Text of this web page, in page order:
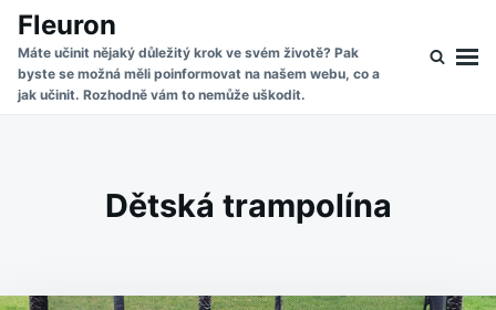
Skip
content
Search
for:
Fleuron
Máte učinit nějaký důležitý krok ve svém životě? Pak
byste se možná měli poinformovat na našem webu, co a
jak učinit. Rozhodně vám to nemůže uškodit.
Dětská trampolína